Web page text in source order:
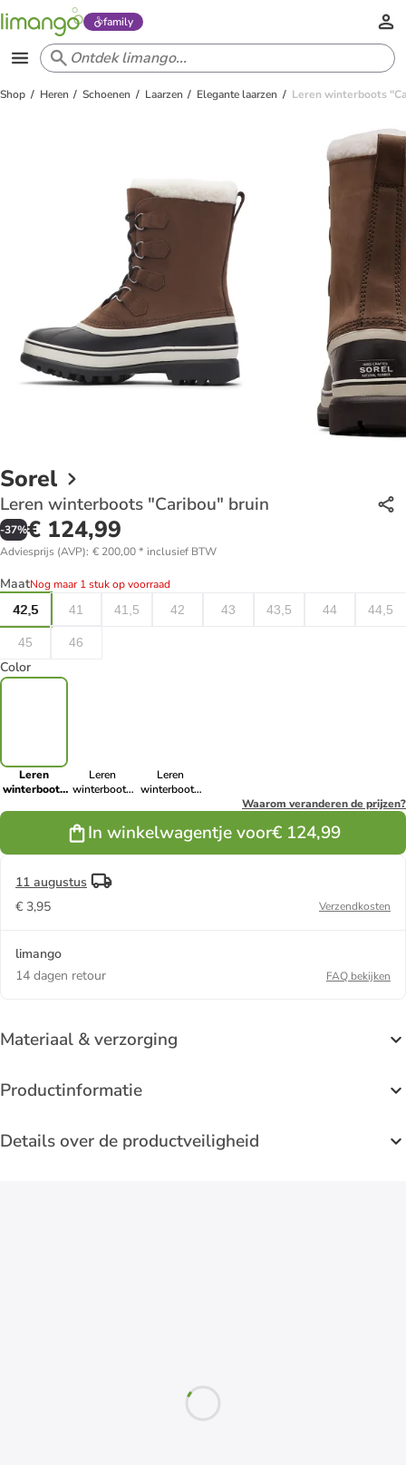
family
Shop Heren Schoenen Laarzen Elegante laarzen Leren winterboots
Sorel
Leren winterboots "Caribou" bruin
-37%€ 124,99
Adviesprijs (AVP): € 200,00* inclusief BTW
MaatNog maar 1 stuk op voorraad
42,5
41 41,5 42 43 43,5 44 44,5
45 46
Color
Leren
winterboots
Leren
winterboots
Leren
winterboots
Waarom veranderen de prijzen?
In winkelwagentje voor€ 124,99
11 augustus
€ 3,95
Verzendkosten
limango
14 dagen retour
FAQ bekijken
Materiaal & verzorging
Productinformatie
Details over de productveiligheid